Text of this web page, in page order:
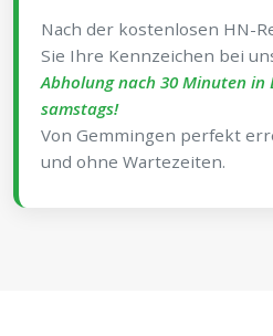
Nach der kostenlosen HN-
Sie Ihre Kennzeichen bei
Abholung nach 30 Minuten in
samstags!
Von Gemmingen perfekt
und ohne Wartezeiten.